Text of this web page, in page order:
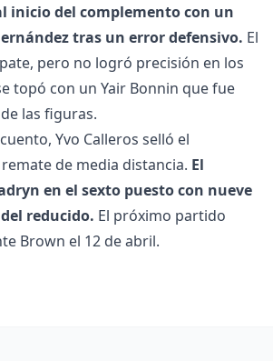
inicio del complemento con un
tras un error defensivo. El
pero no logró precisión en los
topó con un Yair Bonnin que fue
las figuras.
Yvo Calleros selló el
de media distancia. El
en el sexto puesto con nueve
reducido. El próximo partido
Brown el 12 de abril.